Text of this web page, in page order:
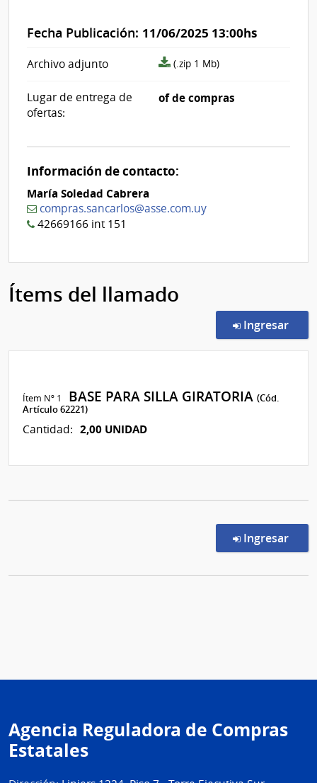
Fecha Publicación: 11/06/2025 13:00hs
Archivo adjunto
archivo
(.zip 1 Mb)
Lugar de entrega de
ofertas:
of de compras
Información de contacto:
María Soledad Cabrera
compras.sancarlos@asse.com.uy
42669166 int 151
Ítems del llamado
Ingresar
Ítem Nº 1 BASE PARA SILLA GIRATORIA(Cód.
Artículo 62221)
Cantidad: 2,00 UNIDAD
Ingresar
Agencia Reguladora de Compras
Estatales